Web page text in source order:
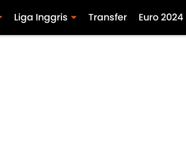
Liga Inggris Transfer Euro 2024